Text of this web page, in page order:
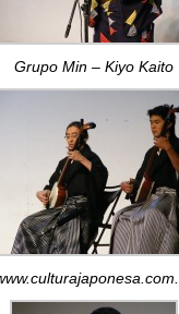
Grupo Min – Kiyo Kaito